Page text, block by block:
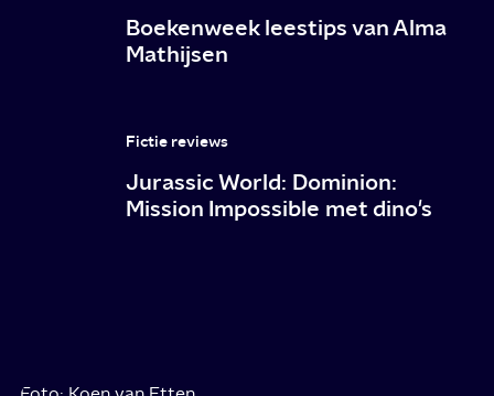
Boekenweek leestips van Alma
Mathijsen
Fictie reviews
Jurassic World: Dominion:
Mission Impossible met dino's